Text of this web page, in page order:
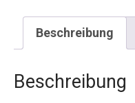
Beschreibung
Beschreibung